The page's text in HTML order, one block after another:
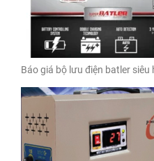
Báo giá bộ lưu điện batler